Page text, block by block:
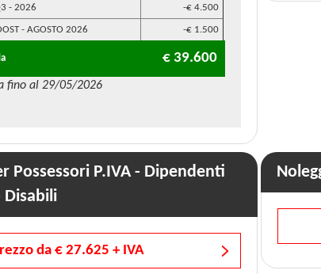
- 2026 -€ 4.500
- AGOSTO 2026 -€ 1.500
€ 39.600
fino al 29/05/2026
Possessori P.IVA - Dipendenti
Disabili
da € 27.625 + IVA